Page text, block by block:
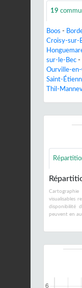
19
Boos -
Croisy-sur-
sur-le-Bec -
Ourville-en-
Saint-
Thil-
visualisables
disponibilité
peuvent en